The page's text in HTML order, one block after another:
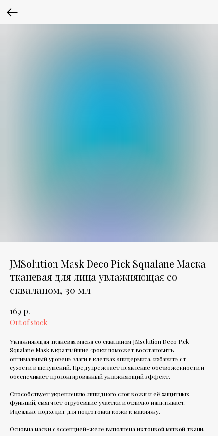
JMSolution Mask Deco Pick Squalane Маска
тканевая для лица увлажняющая со
скваланом, 30 мл
169 р.
Out of stock
Увлажняющая тканевая маска со скваланом JMsolution Deco Pick
Squalane Mask в кратчайшие сроки поможет восстановить
оптимальный уровень влаги в клетках эпидермиса, избавить от
сухости и шелушений. Предупреждает появление обезвоженности и
обеспечивает пролонгированный увлажняющий эффект.
Способствует укреплению липидного слоя кожи и её защитных
функций, смягчает огрубевшие участки и отлично напитывает.
Идеально подходит для подготовки кожи к макияжу.
Основна маски с эссенцией-желе выполнена из тонкой мягкой ткани,